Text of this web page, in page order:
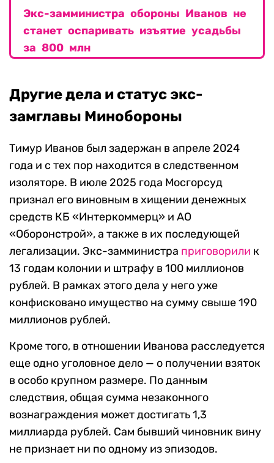
Экс-замминистра обороны Иванов не
станет оспаривать изъятие усадьбы
за 800 млн
Другие дела и статус экс-
замглавы Минобороны
Тимур Иванов был задержан в апреле 2024
года и с тех пор находится в следственном
изоляторе. В июле 2025 года Мосгорсуд
признал его виновным в хищении денежных
средств КБ «Интеркоммерц» и АО
«Оборонстрой», а также в их последующей
легализации. Экс-замминистра приговорили к
13 годам колонии и штрафу в 100 миллионов
рублей. В рамках этого дела у него уже
конфисковано имущество на сумму свыше 190
миллионов рублей.
Кроме того, в отношении Иванова расследуется
еще одно уголовное дело — о получении взяток
в особо крупном размере. По данным
следствия, общая сумма незаконного
вознаграждения может достигать 1,3
миллиарда рублей. Сам бывший чиновник вину
не признает ни по одному из эпизодов.